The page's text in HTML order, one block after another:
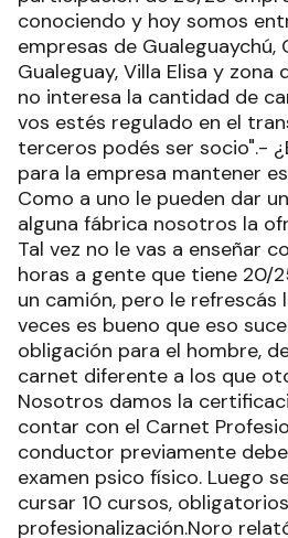
conociendo y hoy somos
empresas de Gualeguaychú,
Gualeguay, Villa Elisa y zona
no interesa la cantidad de
vos estés regulado en el
terceros podés ser socio".-
para la empresa mantener
Como a uno le pueden dar
alguna fábrica nosotros la
Tal vez no le vas a enseñar
horas a gente que tiene 20/
un camión, pero le refrescás
veces es bueno que eso
obligación para el hombre,
carnet diferente a los que
Nosotros damos la
contar con el Carnet
conductor previamente
examen psico físico. Luego
cursar 10 cursos,
profesionalización.Noro